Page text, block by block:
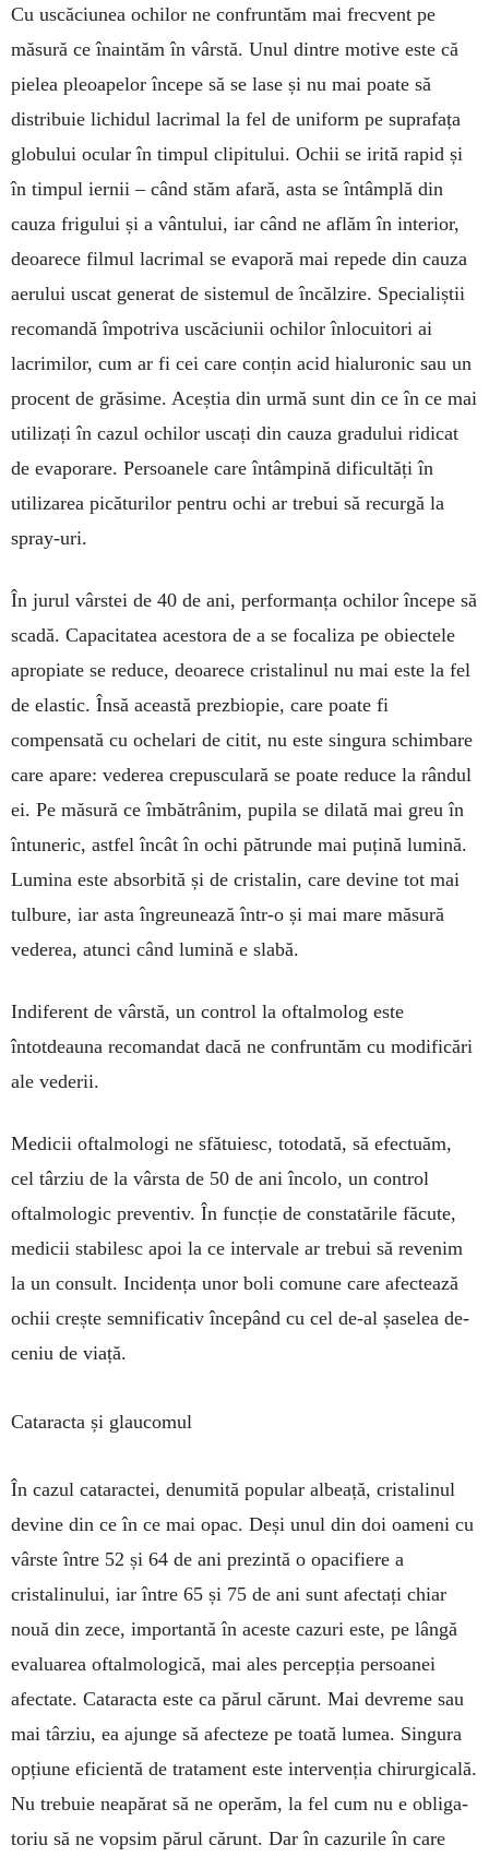
Cu uscăciunea ochilor ne con­fruntăm mai frec­vent pe
măsură ce înaintăm în vârstă. Unul dintre mo­tive este că
pielea pleoapelor începe să se lase și nu mai poate să
distri­buie lichidul lacri­mal la fel de uniform pe suprafața
globului ocular în timpul clipitului. Ochii se irită rapid și
în timpul iernii – când stăm afară, asta se în­tâmplă din
cauza fri­gului și a vântului, iar când ne aflăm în interior,
deoa­rece filmul lacrimal se eva­poră mai repede din ca­uza
ae­rului uscat generat de siste­mul de încălzire. Spe­cia­­liștii
recomandă îm­po­triva uscăciunii ochilor în­locui­tori ai
lacrimilor, cum ar fi cei care conțin acid hia­­luronic sau un
pro­cent de grăsime. Aceștia din ur­mă sunt din ce în ce mai
uti­lizați în cazul ochi­lor us­cați din cauza gra­dului ridi­cat
de evaporare. Per­soa­nele care întâm­pină difi­cultăți în
utilizarea pi­că­turilor pentru ochi ar trebui să recurgă la
spray-uri.
În jurul vârstei de 40 de ani, performanța ochi­lor în­cepe să
scadă. Capacitatea acestora de a se fo­caliza pe obiec­tele
apropiate se redu­ce, de­oarece cris­talinul nu mai este la fel
de elastic. Însă aceas­tă prezbiopie, ca­re poate fi
compensată cu oche­lari de citit, nu este sin­gura schimbare
care apa­re: vederea crepusculară se poa­te reduce la rândul
ei. Pe măsură ce îmbătrânim, pu­pila se di­lată mai greu în
în­tuneric, astfel încât în ochi pă­trunde mai pu­țină lumină.
Lumina este absorbită și de cris­talin, care devine tot mai
tulbure, iar asta îngreu­nează într-o și mai mare măsură
vederea, atunci când lumină e slabă.
Indiferent de vârstă, un control la oftalmolog este
întotdeauna recomandat dacă ne confruntăm cu modificări
ale vederii.
Medicii oftalmologi ne sfătuiesc, totodată, să efectuăm,
cel târziu de la vârsta de 50 de ani în­colo, un control
oftalmologic preventiv. În funcție de constatările făcute,
medicii stabilesc apoi la ce in­tervale ar trebui să revenim
la un consult. Inci­dența unor boli comune care afectează
ochii creș­te sem­nificativ începând cu cel de-al șaselea de­
ce­niu de viață.
Cataracta și glaucomul
În cazul cataractei, denumită popular albeață, cristalinul
devine din ce în ce mai opac. Deși unul din doi oameni cu
vârste între 52 și 64 de ani pre­zintă o opacifiere a
cristalinului, iar între 65 și 75 de ani sunt afectați chiar
nouă din zece, importan­tă în aceste cazuri este, pe lângă
evaluarea of­talmologică, mai ales percepția persoanei
afectate. Cataracta este ca părul cărunt. Mai devreme sau
mai târziu, ea ajunge să afecteze pe toată lumea. Sin­gura
opțiune eficientă de tratament este inter­venția chirur­gi­cală.
Nu trebuie neapărat să ne ope­răm, la fel cum nu e obli­ga­
toriu să ne vop­sim părul că­runt. Dar în cazurile în care